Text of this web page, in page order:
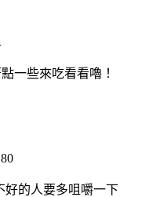
一些來吃看看嚕！
好的人要多咀嚼一下